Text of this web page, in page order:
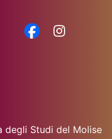
degli Studi del Molise